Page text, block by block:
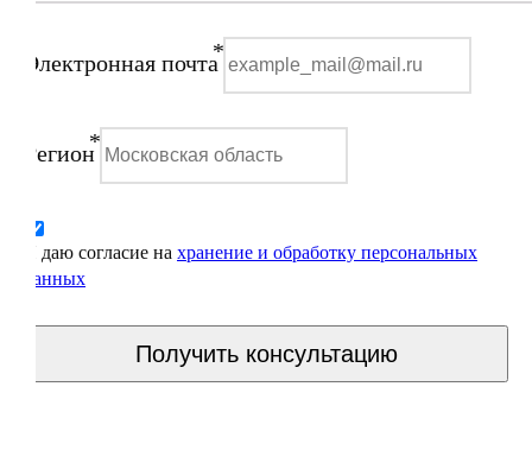
Электронная почта*
Регион*
Я даю согласие на хранение и обработку персональных
данных
Получить консультацию